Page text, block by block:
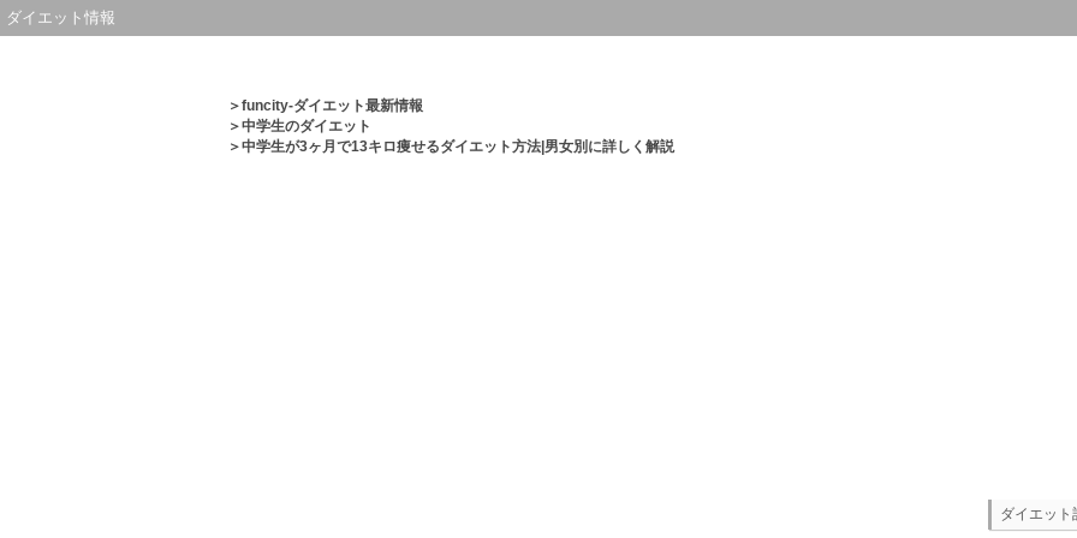
ダイエット情報
＞funcity-ダイエット最新情報
＞中学生のダイエット
＞中学生が3ヶ月で13キロ痩せるダイエット方法|男女別に詳しく解説
ダイエット